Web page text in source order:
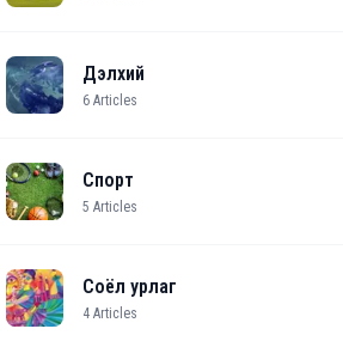
Дэлхий
6 Articles
Спорт
5 Articles
Соёл урлаг
4 Articles